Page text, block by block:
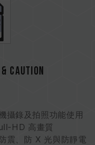
CAUTION
攝錄及拍照功能使用
HD 高畫質
震、防 X 光與防靜電